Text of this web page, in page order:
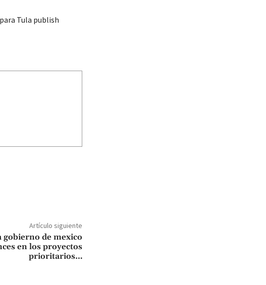
Tula publish
Artículo siguiente
gobierno de mexico
en los proyectos
prioritarios…